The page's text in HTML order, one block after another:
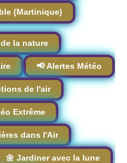
(Martinique)
la nature
📢 Alertes Météo
de l'air
Extrême
dans l'Air
🌼 Jardiner avec la lune